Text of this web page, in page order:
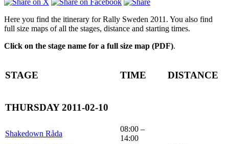
Here you find the itinerary for Rally Sweden 2011. You also find
full size maps of all the stages, distance and starting times.
Click on the stage name for a full size map (PDF).
STAGE TIME DISTANCE
THURSDAY 2011-02-10
Shakedown Råda
08:00 –
14:00